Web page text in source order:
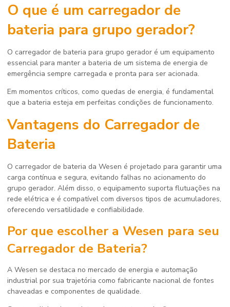
O que é um carregador de
bateria para grupo gerador?
O carregador de bateria para grupo gerador é um equipamento
essencial para manter a bateria de um sistema de energia de
emergência sempre carregada e pronta para ser acionada.
Em momentos críticos, como quedas de energia, é fundamental
que a bateria esteja em perfeitas condições de funcionamento.
Vantagens do Carregador de
Bateria
O carregador de bateria da Wesen é projetado para garantir uma
carga contínua e segura, evitando falhas no acionamento do
grupo gerador. Além disso, o equipamento suporta flutuações na
rede elétrica e é compatível com diversos tipos de acumuladores,
oferecendo versatilidade e confiabilidade.
Por que escolher a Wesen para seu
Carregador de Bateria?
A Wesen se destaca no mercado de energia e automação
industrial por sua trajetória como fabricante nacional de fontes
chaveadas e componentes de qualidade.